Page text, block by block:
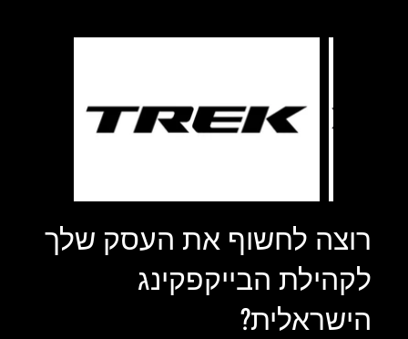
רוצה לחשוף את העסק שלך
לקהילת הבייקפקינג
הישראלית?